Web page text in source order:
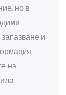
но в
и
на